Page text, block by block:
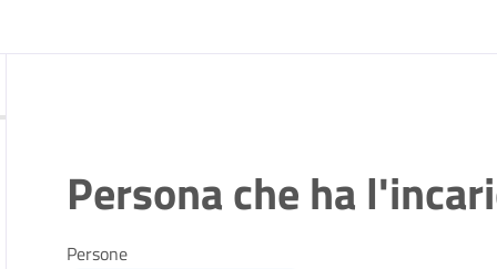
Persona che ha
Persone